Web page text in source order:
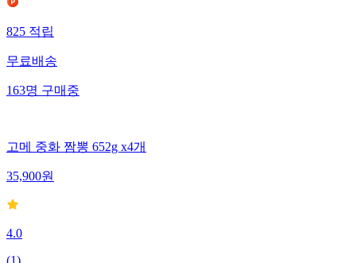
825적립
무료배송
163명구매중
고메 중화 짬뽕 652g x4개
35,900원
4.0